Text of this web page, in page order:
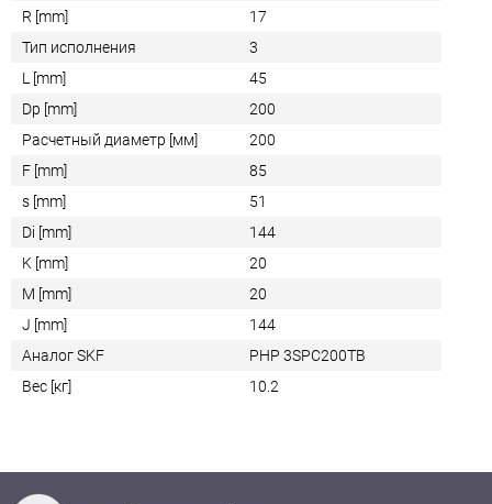
R [mm]
17
Тип исполнения
3
L [mm]
45
Dp [mm]
200
Расчетный диаметр [мм]
200
F [mm]
85
s [mm]
51
Di [mm]
144
K [mm]
20
M [mm]
20
J [mm]
144
Аналог SKF
PHP 3SPC200TB
Вес [кг]
10.2